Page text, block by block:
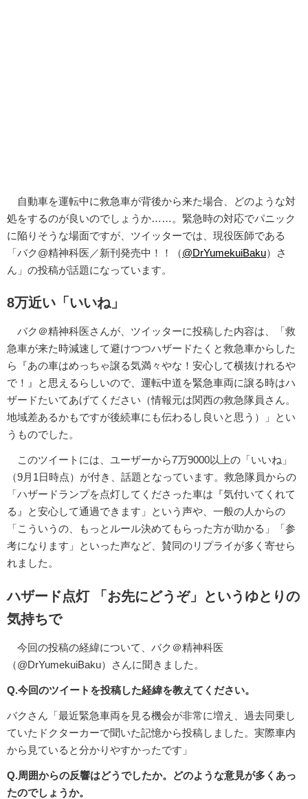
自動車を運転中に救急車が背後から来た場合、どのような対
処をするのが良いのでしょうか……。緊急時の対応でパニック
に陥りそうな場面ですが、ツイッターでは、現役医師である
「バク@精神科医／新刊発売中！！（@DrYumekuiBaku）さ
ん」の投稿が話題になっています。
8万近い「いいね」
バク＠精神科医さんが、ツイッターに投稿した内容は、「救
急車が来た時減速して避けつつハザードたくと救急車からした
ら『あの車はめっちゃ譲る気満々やな！安心して横抜けれるや
で！』と思えるらしいので、運転中道を緊急車両に譲る時はハ
ザードたいてあげてください（情報元は関西の救急隊員さん。
地域差あるかもですが後続車にも伝わるし良いと思う）」とい
うものでした。
このツイートには、ユーザーから7万9000以上の「いいね」
（9月1日時点）が付き、話題となっています。救急隊員からの
「ハザードランプを点灯してくださった車は『気付いてくれて
る』と安心して通過できます」という声や、一般の人からの
「こういうの、もっとルール決めてもらった方が助かる」「参
考になります」といった声など、賛同のリプライが多く寄せら
れました。
ハザード点灯 「お先にどうぞ」というゆとりの
気持ちで
今回の投稿の経緯について、バク＠精神科医
（@DrYumekuiBaku）さんに聞きました。
Q.今回のツイートを投稿した経緯を教えてください。
バクさん「最近緊急車両を見る機会が非常に増え、過去同乗し
ていたドクターカーで聞いた記憶から投稿しました。実際車内
から見ていると分かりやすかったです」
Q.周囲からの反響はどうでしたか。どのような意見が多くあっ
たのでしょうか。